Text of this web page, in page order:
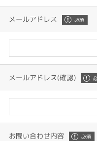
メールアドレス
メールアドレス(確認)
お問い合わせ内容